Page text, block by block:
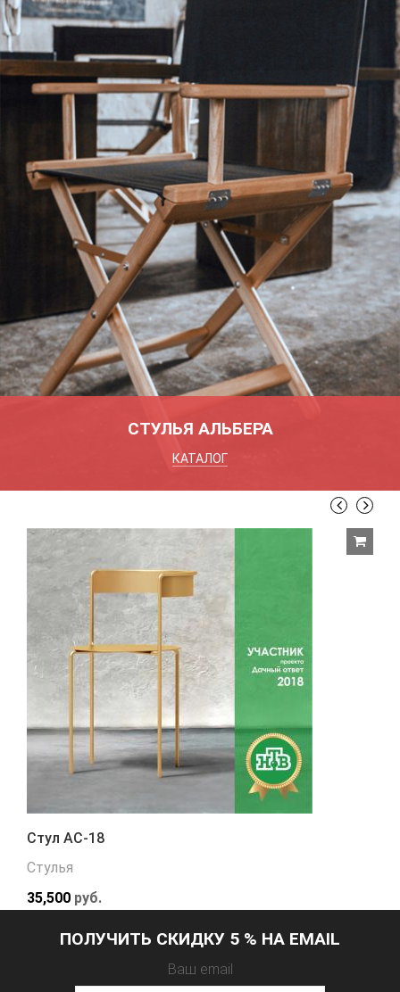
СТУЛЬЯ АЛЬБЕРА
КАТАЛОГ
Стул АС-18
Стулья
35,500 руб.
ПОЛУЧИТЬ СКИДКУ 5 % НА EMAIL
Ваш email